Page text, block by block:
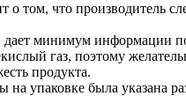
том, что производитель
минимум информации
газ, поэтому
продукта.
на упаковке была указана